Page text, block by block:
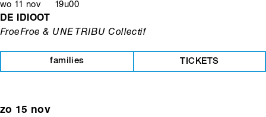
wo 11 nov 19u00
DE IDIOOT
FroeFroe & UNE TRIBU Collectif
families TICKETS
zo 15 nov